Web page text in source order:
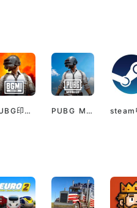
PUBG印服手机安卓版 PUBG M(国际服绝地求生)